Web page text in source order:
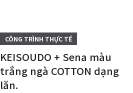
CÔNG TRÌNH THỰC TẾ
KEISOUDO + Sena màu
trắng ngà COTTON dạng
lăn.